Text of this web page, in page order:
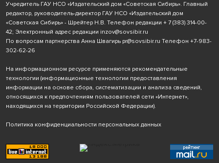
Учредитель ГАУ НСО «Издательский дом «Советская Сибирь». Главный
редактор, руководитель-директор ГАУ НСО «Издательский дом
«Советская Сибирь» - Шрейтер Н.В. Телефон редакции + 7 (383) 314-00-
42; Электронный адрес редакции inzov@sovsibir.ru
По вопросам партнерства Анна Швагирь pr@sovsibir.ru Телефон +7-983-
302-62-26
На информационном ресурсе применяются рекомендательные
технологии (информационные технологии предоставления
информации на основе сбора, систематизации и анализа сведений,
относящихся к предпочтениям пользователей сети «Интернет»,
находящихся на территории Российской Федерации).
Политика конфиденциальности персональных данных